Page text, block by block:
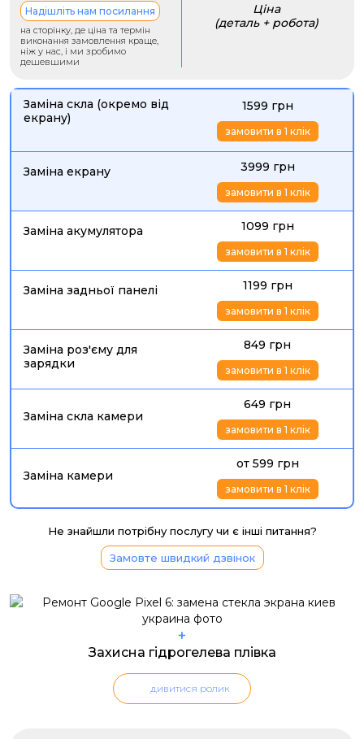
Надішліть нам посилання
на сторінку, де ціна та термін
виконання замовлення краще,
ніж у нас, і ми зробимо
дешевшими
Ціна
(деталь + робота)
Заміна скла (окремо від
екрану)
1599 грн
замовити в 1 клік
Заміна екрану 3999 грн
замовити в 1 клік
Заміна акумулятора 1099 грн
замовити в 1 клік
Заміна задньої панелі 1199 грн
замовити в 1 клік
Заміна роз'єму для
зарядки
849 грн
замовити в 1 клік
Заміна скла камери
649 грн
замовити в 1 клік
Заміна камери
от 599 грн
замовити в 1 клік
Не знайшли потрібну послугу чи є інші питання?
Замовте швидкий дзвінок
+
Захисна гідрогелева плівка
дивитися ролик